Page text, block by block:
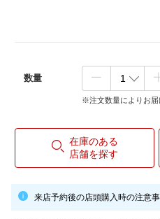
数量
※注文数量によりお届
在庫のある
店舗を探す
来店予約後の店頭購入時の注意